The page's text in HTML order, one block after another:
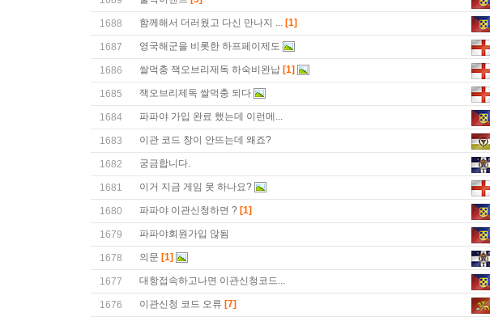
1688 함께해서 더러웠고 다신 만나지 ... [1]
1687 영국해군을 비롯한 하프페이제도
1686 쌀먹충 잭오브리제독 하숙비완납 [1]
1685 잭오브리제독 쌀먹충 되다
1684 파파야 가입 완료 했는데 이런메...
1683 이관 코드 창이 안뜨는데 왜죠?
1682 궁금합니다.
1681 이거 지금 게임 못 하나요?
1680 파파야 이관신청하면 ? [1]
1679 파파야회원가입 않됨
1678 의문 [1]
1677 대항접속하고나면 이관신청코드...
1676 이관신청 코드 오류 [7]